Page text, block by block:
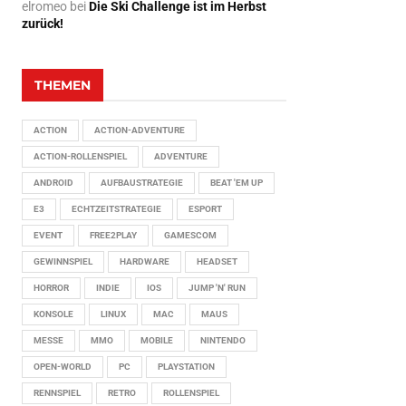
elromeo beiDie Ski Challenge ist im Herbst
zurück!
THEMEN
ACTION ACTION-ADVENTURE
ACTION-ROLLENSPIEL ADVENTURE
ANDROID AUFBAUSTRATEGIE BEAT 'EM UP
E3 ECHTZEITSTRATEGIE ESPORT
EVENT FREE2PLAY GAMESCOM
GEWINNSPIEL HARDWARE HEADSET
HORROR INDIE IOS JUMP 'N' RUN
KONSOLE LINUX MAC MAUS
MESSE MMO MOBILE NINTENDO
OPEN-WORLD PC PLAYSTATION
RENNSPIEL RETRO ROLLENSPIEL